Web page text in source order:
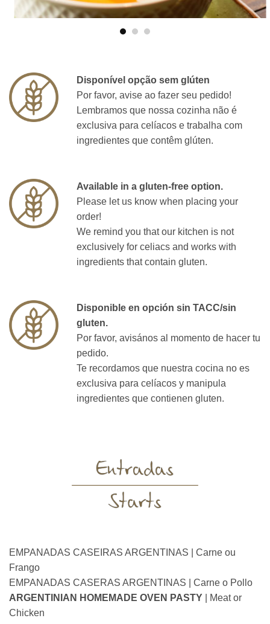
Disponível opção sem glúten
Por favor, avise ao fazer seu pedido!
Lembramos que nossa cozinha não é
exclusiva para celíacos e trabalha com
ingredientes que contêm glúten.
Available in a gluten-free option.
Please let us know when placing your
order!
We remind you that our kitchen is not
exclusively for celiacs and works with
ingredients that contain gluten.
Disponible en opción sin TACC/sin
gluten.
Por favor, avisános al momento de hacer tu
pedido.
Te recordamos que nuestra cocina no es
exclusiva para celíacos y manipula
ingredientes que contienen gluten.
EMPANADAS CASEIRAS ARGENTINAS | Carne ou
Frango
EMPANADAS CASERAS ARGENTINAS | Carne o Pollo
ARGENTINIAN HOMEMADE OVEN PASTY | Meat or
Chicken